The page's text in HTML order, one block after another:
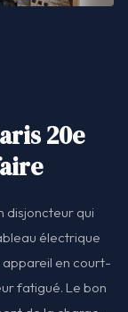
20e
disjoncteur qui
électrique
appareil en court-
fatigué. Le bon